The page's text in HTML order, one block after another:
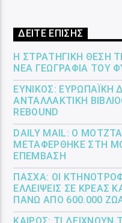
ΔΕΙΤΕ ΕΠΙΣΗΣ
Η ΣΤΡΑΤΗΓΙΚΉ ΘΈΣΗ
ΝΈΑ ΓΕΩΓΡΑΦΊΑ ΤΟΥ
ΕΎΝΙΚΟΣ: ΕΥΡΩΠΑΪΚΉ
ΑΝΤΑΛΛΑΚΤΙΚΉ
REBOUND
DAILY MAIL: Ο
ΜΕΤΑΦΈΡΘΗΚΕ ΣΤΗ
ΕΠΈΜΒΑΣΗ
ΠΆΣΧΑ: ΟΙ
ΕΛΛΕΊΨΕΙΣ ΣΕ ΚΡΈΑΣ
ΠΆΝΩ ΑΠΌ 600.000